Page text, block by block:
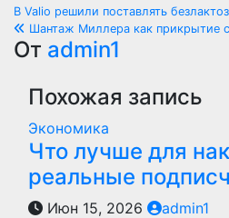
Навигация
по
записям
В Valio решили поставлять
Шантаж Миллера как прикрытие
От admin1
Похожая запись
Экономика
Что лучше для
реальные
Июн 15, 2026
admin1